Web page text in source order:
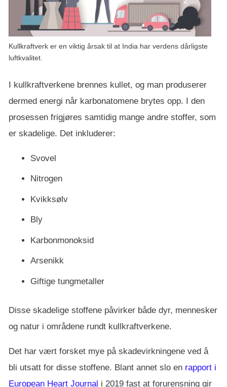
Kullkraftverk er en viktig årsak til at India har verdens dårligste
luftkvalitet.
I kullkraftverkene brennes kullet, og man produserer
dermed energi når karbonatomene brytes opp. I den
prosessen frigjøres samtidig mange andre stoffer, som
er skadelige. Det inkluderer:
Svovel
Nitrogen
Kvikksølv
Bly
Karbonmonoksid
Arsenikk
Giftige tungmetaller
Disse skadelige stoffene påvirker både dyr, mennesker
og natur i områdene rundt kullkraftverkene.
Det har vært forsket mye på skadevirkningene ved å
bli utsatt for disse stoffene. Blant annet slo en rapport i
European Heart Journal i 2019 fast at forurensning gir